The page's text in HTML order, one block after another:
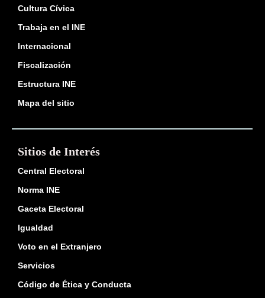
Cultura Cívica
Trabaja en el INE
Internacional
Fiscalización
Estructura INE
Mapa del sitio
Sitios de Interés
Central Electoral
Norma INE
Gaceta Electoral
Igualdad
Voto en el Extranjero
Servicios
Código de Ética y Conducta